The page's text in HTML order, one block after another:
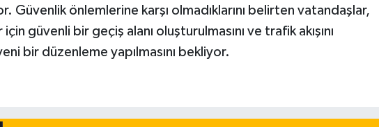
önlemlerine karşı olmadıklarını belirten vatandaşlar,
güvenli bir geçiş alanı oluşturulmasını ve trafik akışını
bir düzenleme yapılmasını bekliyor.